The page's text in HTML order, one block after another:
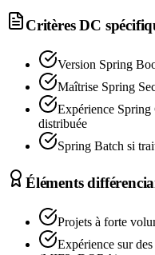
Critères DC
Version Spring
Maîtrise Spring
Expérience Spring
distribuée
Spring Batch si
Éléments
Projets à forte
Expérience sur